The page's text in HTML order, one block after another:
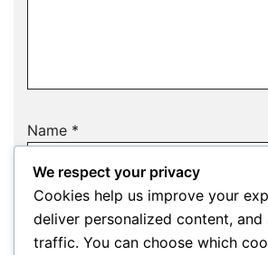
Name *
Email*
We respect your privacy
Cookies help us improve your
deliver personalized content, and
traffic. You can choose which